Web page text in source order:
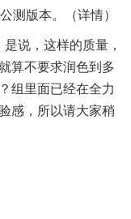
测版本。（详情）
说，这样的质量，
算不要求润色到多
组里面已经在全力
感，所以请大家稍